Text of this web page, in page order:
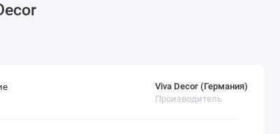
Viva Decor (Германия)
Производитель